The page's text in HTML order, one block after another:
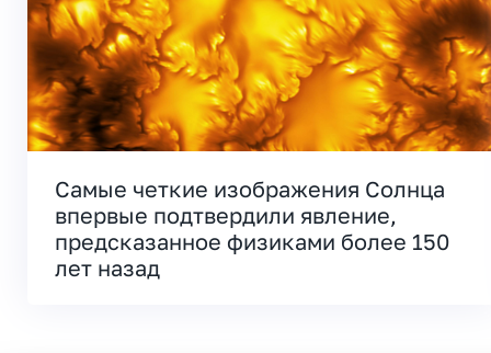
Самые четкие изображения Солнца
впервые подтвердили явление,
предсказанное физиками более 150
лет назад